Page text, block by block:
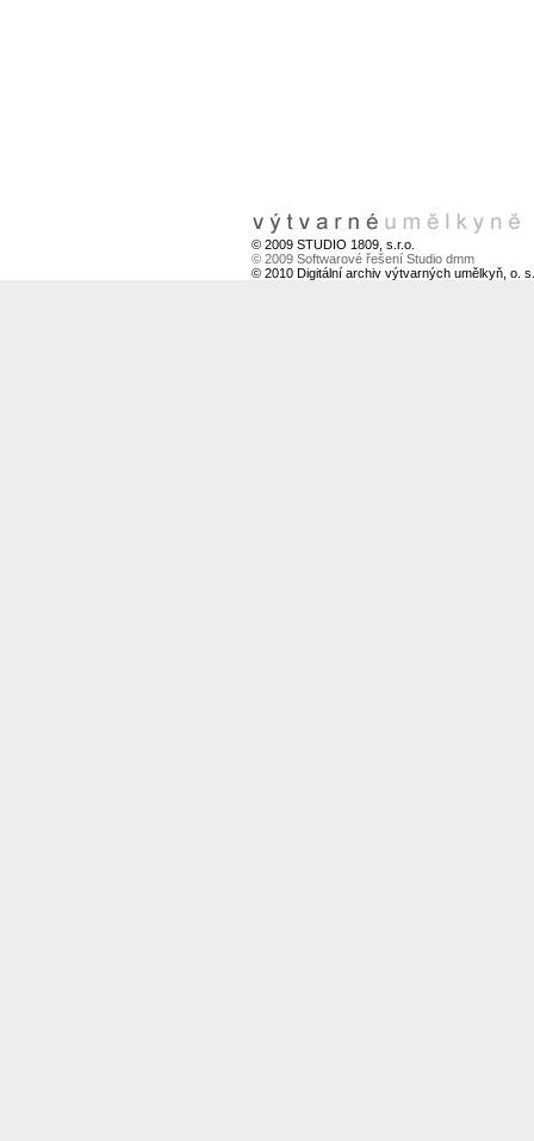
© 2009 STUDIO 1809, s.r.o.
© 2009 Softwarové řešení Studio dmm
© 2010 Digitální archiv výtvarných umělkyň, o. s.